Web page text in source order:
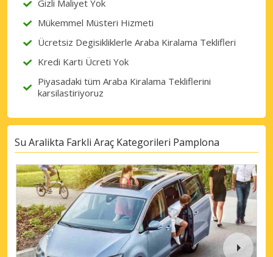
Gizli Maliyet Yok
Mükemmel Müsteri Hizmeti
Ücretsiz Degisikliklerle Araba Kiralama Teklifleri
Kredi Karti Ücreti Yok
Piyasadaki tüm Araba Kiralama Tekliflerini
karsilastiriyoruz
Su Aralikta Farkli Araç Kategorileri Pamplona